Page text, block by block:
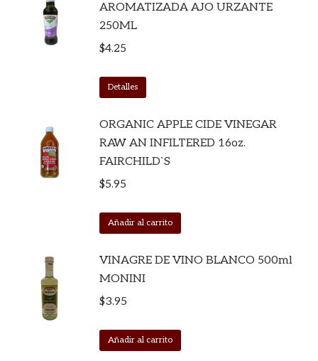
AROMATIZADA AJO URZANTE
250ML
$4.25
Detalles
ORGANIC APPLE CIDE VINEGAR
RAW AN INFILTERED 16oz.
FAIRCHILD`S
$5.95
Añadir al carrito
VINAGRE DE VINO BLANCO 500ml
MONINI
$3.95
Añadir al carrito